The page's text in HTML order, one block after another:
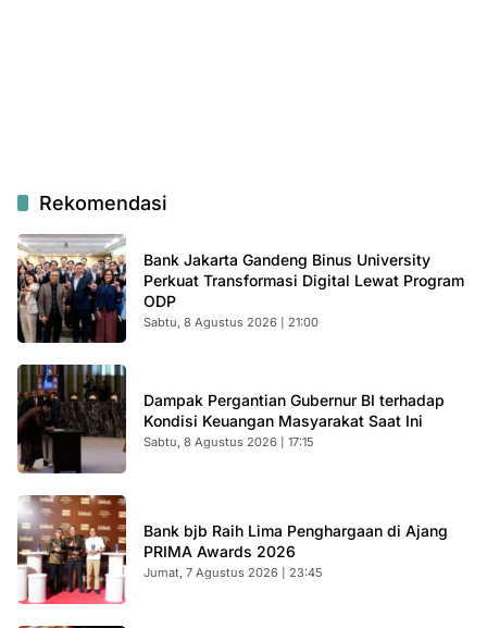
Rekomendasi
Bank Jakarta Gandeng Binus University
Perkuat Transformasi Digital Lewat Program
ODP
Sabtu, 8 Agustus 2026 | 21:00
Dampak Pergantian Gubernur BI terhadap
Kondisi Keuangan Masyarakat Saat Ini
Sabtu, 8 Agustus 2026 | 17:15
Bank bjb Raih Lima Penghargaan di Ajang
PRIMA Awards 2026
Jumat, 7 Agustus 2026 | 23:45